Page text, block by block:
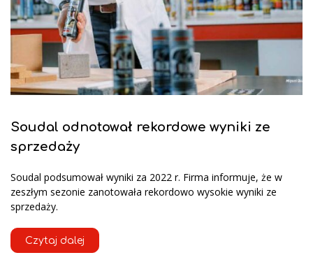
Soudal odnotował rekordowe wyniki ze
sprzedaży
Soudal podsumował wyniki za 2022 r. Firma informuje, że w
zeszłym sezonie zanotowała rekordowo wysokie wyniki ze
sprzedaży.
Czytaj dalej